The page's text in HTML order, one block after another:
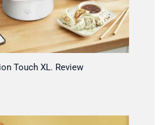
Touch XL. Review